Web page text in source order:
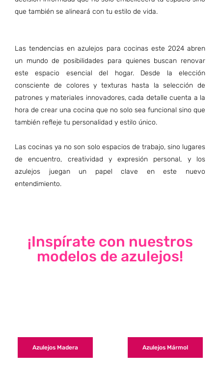
que también se alineará con tu estilo de vida.
Las tendencias en azulejos para cocinas este 2024 abren
un mundo de posibilidades para quienes buscan renovar
este espacio esencial del hogar. Desde la elección
consciente de colores y texturas hasta la selección de
patrones y materiales innovadores, cada detalle cuenta a la
hora de crear una cocina que no solo sea funcional sino que
también refleje tu personalidad y estilo único.
Las cocinas ya no son solo espacios de trabajo, sino lugares
de encuentro, creatividad y expresión personal, y los
azulejos juegan un papel clave en este nuevo
entendimiento.
¡Inspírate con nuestros
modelos de azulejos!
Azulejos Madera Azulejos Mármol